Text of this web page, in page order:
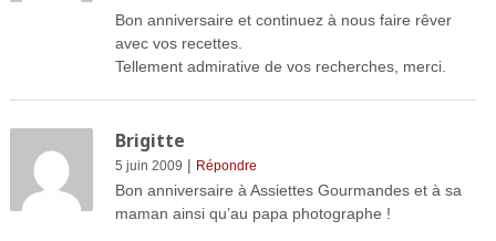
Bon anniversaire et continuez à nous faire rêver
avec vos recettes.
Tellement admirative de vos recherches, merci.
Brigitte
5 juin 2009 | Répondre
Bon anniversaire à Assiettes Gourmandes et à sa
maman ainsi qu’au papa photographe !